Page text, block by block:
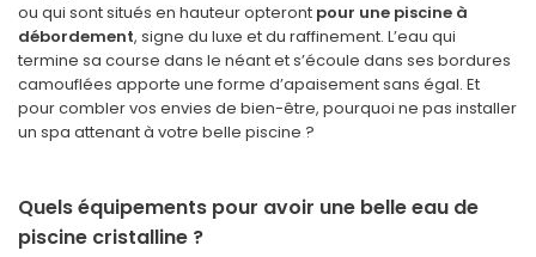
ou qui sont situés en hauteur opteront pour une piscine à
débordement, signe du luxe et du raffinement. L’eau qui
termine sa course dans le néant et s’écoule dans ses bordures
camouflées apporte une forme d’apaisement sans égal. Et
pour combler vos envies de bien-être, pourquoi ne pas installer
un spa attenant à votre belle piscine ?
Quels équipements pour avoir une belle eau de
piscine cristalline ?